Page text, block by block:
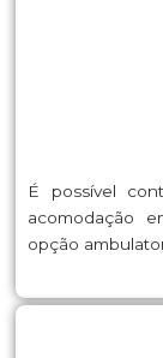
É possível
acomodação
opção